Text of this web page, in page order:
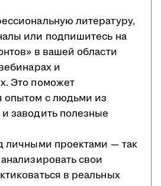
литературу,
или подпишитесь на
в вашей области
и
Это поможет
опытом с людьми из
заводить полезные
личными проектами — так
свои
в реальных